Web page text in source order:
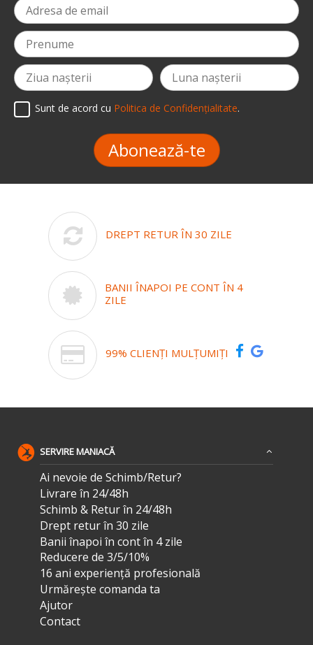
Sunt de acord cu Politica de Confidențialitate.
Abonează-te
DREPT RETUR ÎN 30 ZILE
BANII ÎNAPOI PE CONT ÎN 4
ZILE
99% CLIENȚI MULȚUMIȚI
SERVIRE MANIACĂ
Ai nevoie de Schimb/Retur?
Livrare în 24/48h
Schimb & Retur în 24/48h
Drept retur în 30 zile
Banii înapoi în cont în 4 zile
Reducere de 3/5/10%
16 ani experiență profesională
Urmărește comanda ta
Ajutor
Contact